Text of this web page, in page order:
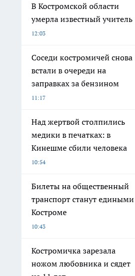
В Костромской области
умерла известный учитель
12:03
Соседи костромичей снова
встали в очереди на
заправках за бензином
11:17
Над жертвой столпились
медики в печатках: в
Кинешме сбили человека
10:54
Билеты на общественный
транспорт станут едиными
Костроме
10:43
Костромичка зарезала
ножом любовника и сядет